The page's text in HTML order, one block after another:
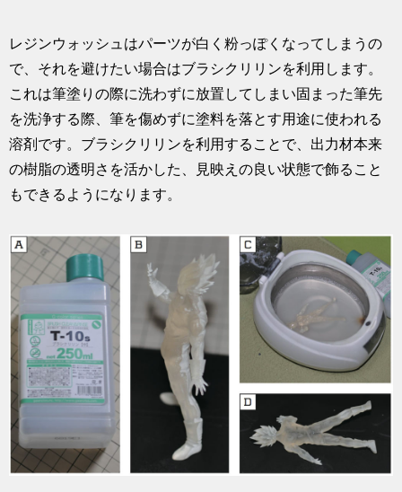
レジンウォッシュはパーツが白く粉っぽくなってしまうの
で、それを避けたい場合はブラシクリリンを利用します。
これは筆塗りの際に洗わずに放置してしまい固まった筆先
を洗浄する際、筆を傷めずに塗料を落とす用途に使われる
溶剤です。ブラシクリリンを利用することで、出力材本来
の樹脂の透明さを活かした、見映えの良い状態で飾ること
もできるようになります。